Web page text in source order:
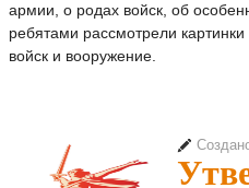
армии, о родах войск, об
ребятами рассмотрели
войск и вооружение.